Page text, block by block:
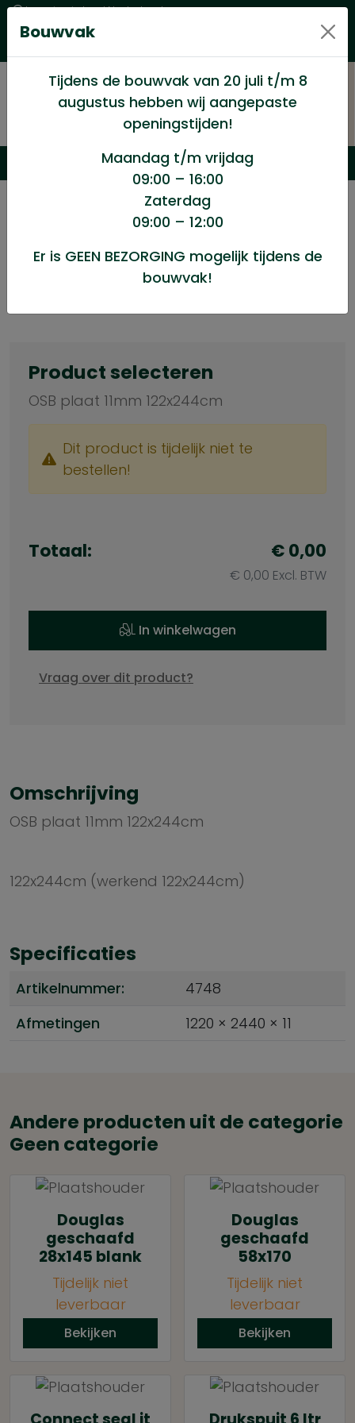
Levering in heel Nederland
Goede kwaliteitsproducten met een eerlijke prijs
/ OSB plaat 11mm 122x244cm
OSB plaat 11mm 122x244cm
Product selecteren
OSB plaat 11mm 122x244cm
Dit product is tijdelijk niet te
bestellen!
Totaal: € 0,00
€ 0,00 Excl. BTW
In winkelwagen
Vraag over dit product?
Omschrijving
OSB plaat 11mm 122x244cm
122x244cm (werkend 122x244cm)
Specificaties
Artikelnummer:
4748
Afmetingen
1220 × 2440 × 11
Andere producten uit de categorie
Geen categorie
Douglas
geschaafd
28x145 blank
Tijdelijk niet
leverbaar
Bekijken
Douglas
geschaafd
58x170
Tijdelijk niet
leverbaar
Bekijken
Bouwvak
Tijdens de bouwvak van 20 juli t/m 8
augustus hebben wij aangepaste
openingstijden!
Maandag t/m vrijdag
09:00 – 16:00
Zaterdag
09:00 – 12:00
Er is GEEN BEZORGING mogelijk tijdens de
bouwvak!